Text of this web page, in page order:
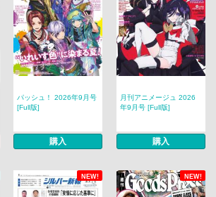
パッシュ！ 2026年9月号
[Full版]
購入
月刊アニメージュ 2026
年9月号 [Full版]
購入
NEW! NEW!